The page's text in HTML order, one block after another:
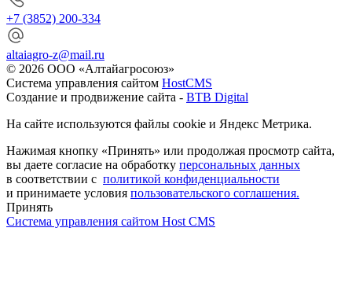
+7 (3852) 200-334
altaiagro-z@mail.ru
© 2026 ООО «Алтайагросоюз»
Система управления сайтом HostCMS
Создание и продвижение сайта - BTB Digital
На сайте используются файлы cookie и Яндекс Метрика.
Нажимая кнопку «Принять» или продолжая просмотр сайта,
вы даете согласие на обработку персональных данных
в соответствии с политикой конфиденциальности
и принимаете условия пользовательского соглашения.
Принять
Система управления сайтом Host CMS